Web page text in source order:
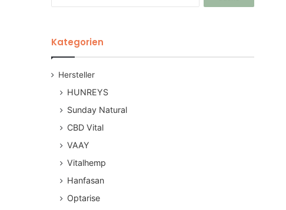
Kategorien
Hersteller
HUNREYS
Sunday Natural
CBD Vital
VAAY
Vitalhemp
Hanfasan
Optarise